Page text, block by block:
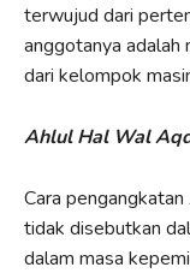
terwujud dari
anggotanya
dari kelompok
Ahlul Hal Wal
Cara pengangkatan
tidak disebutkan
dalam masa